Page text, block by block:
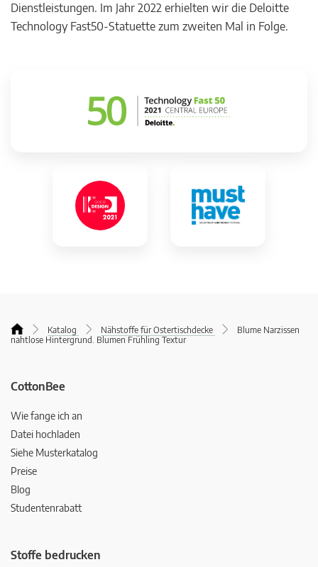
Dienstleistungen. Im Jahr 2022 erhielten wir die Deloitte
Technology Fast50-Statuette zum zweiten Mal in Folge.
Katalog Nähstoffe für Ostertischdecke
Blume Narzissen
nahtlose Hintergrund. Blumen Frühling Textur
CottonBee
Wie fange ich an
Datei hochladen
Siehe Musterkatalog
Preise
Blog
Studentenrabatt
Stoffe bedrucken